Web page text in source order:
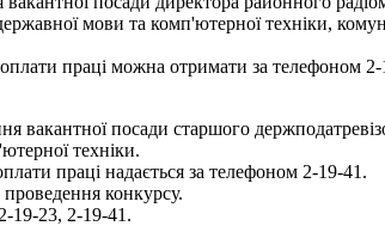
мови та комп'ютерної техніки,
праці можна отримати за телефоном 2-
посади старшого
техніки.
праці надається за телефоном 2-19-41.
конкурсу.
19-23, 2-19-41.